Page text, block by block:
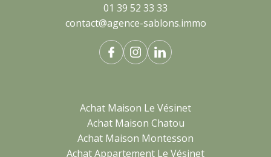
01 39 52 33 33
contact@agence-sablons.immo
Achat Maison Le Vésinet
Achat Maison Chatou
Achat Maison Montesson
Achat Appartement Le Vésinet